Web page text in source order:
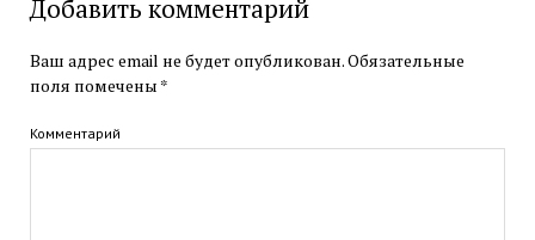
Добавить комментарий
Ваш адрес email не будет опубликован.Обязательные
поля помечены *
Комментарий